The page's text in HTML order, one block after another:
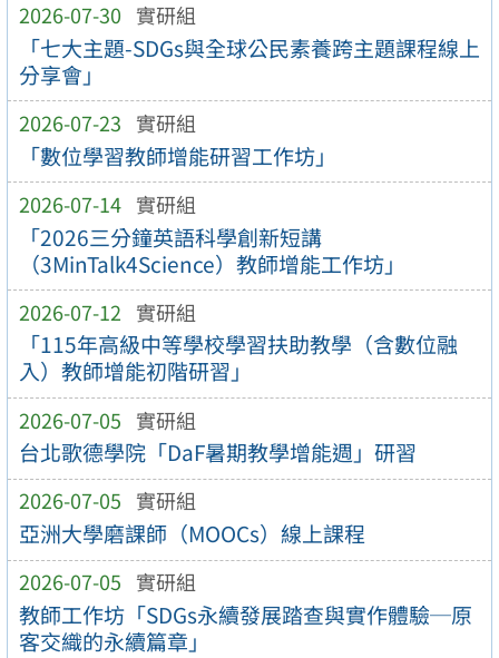
2026-07-30 實研組
「七大主題-SDGs與全球公民素養跨主題課程線上
分享會」
2026-07-23 實研組
「數位學習教師增能研習工作坊」
2026-07-14 實研組
「2026三分鐘英語科學創新短講
（3MinTalk4Science）教師增能工作坊」
2026-07-12 實研組
「115年高級中等學校學習扶助教學（含數位融
入）教師增能初階研習」
2026-07-05 實研組
台北歌德學院「DaF暑期教學增能週」研習
2026-07-05 實研組
亞洲大學磨課師（MOOCs）線上課程
2026-07-05 實研組
教師工作坊「SDGs永續發展踏查與實作體驗─原
客交織的永續篇章」